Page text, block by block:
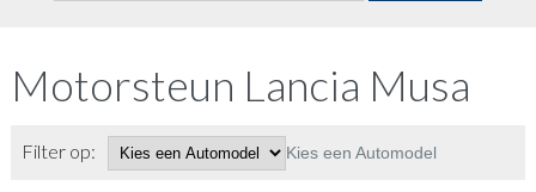
Motorsteun Lancia Musa
Filter op: Kies een Automodel